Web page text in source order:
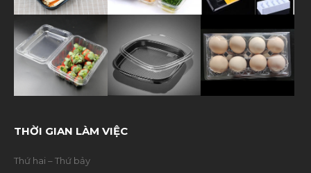
THỜI GIAN LÀM VIỆC
Thứ hai – Thứ bảy